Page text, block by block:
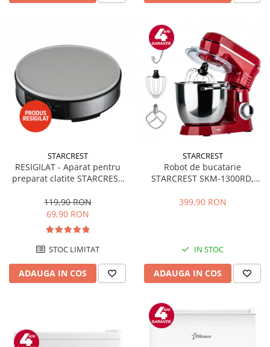
STARCREST
RESIGILAT - Aparat pentru
preparat clatite STARCREST
invelis ceramic antiaderent,
30 cm, Inox / Negru
119,90 RON
69,90 RON
STOC LIMITAT
ADAUGA IN COS
STARCREST
Robot de bucatarie
STARCREST SKM-1300RD,
Accesorii, 10 Viteze + Pulse,
399,90 RON
IN STOC
ADAUGA IN COS